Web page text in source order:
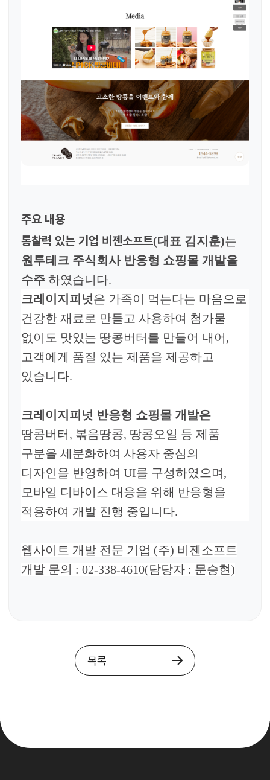
주요 내용
통찰력 있는 기업 비젠소프트(대표 김지훈)는
원투테크 주식회사 반응형 쇼핑몰 개발을
수주 하였습니다.
크레이지피넛은 가족이 먹는다는 마음으로
건강한 재료로 만들고 사용하여 첨가물
없이도 맛있는 땅콩버터를 만들어 내어,
고객에게 품질 있는 제품을 제공하고
있습니다.
크레이지피넛 반응형 쇼핑몰 개발은
땅콩버터, 볶음땅콩, 땅콩오일 등 제품
구분을 세분화하여 사용자 중심의
디자인을 반영하여 UI를 구성하였으며,
모바일 디바이스 대응을 위해 반응형을
적용하여 개발 진행 중입니다.
웹사이트 개발 전문 기업 (주) 비젠소프트
개발 문의 : 02-338-4610(담당자 : 문승현)
목록